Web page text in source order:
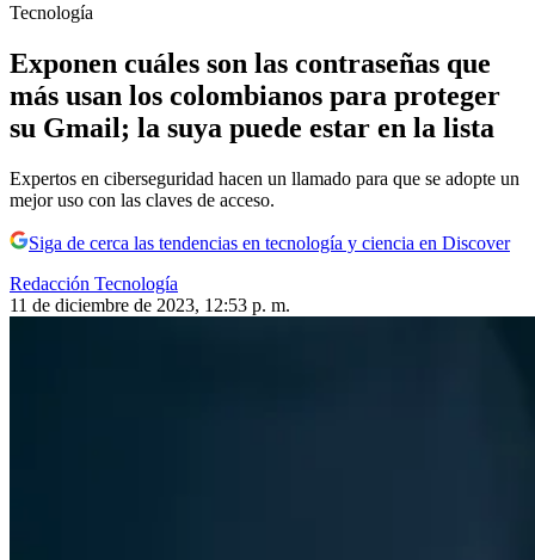
Tecnología
Exponen cuáles son las contraseñas que
más usan los colombianos para proteger
su Gmail; la suya puede estar en la lista
Expertos en ciberseguridad hacen un llamado para que se adopte un
mejor uso con las claves de acceso.
Siga de cerca las tendencias en tecnología y ciencia en Discover
Redacción Tecnología
11 de diciembre de 2023, 12:53 p. m.